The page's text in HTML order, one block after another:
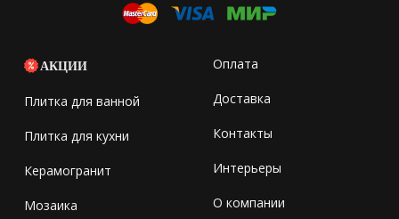
АКЦИИ
Плитка для ванной
Плитка для кухни
Керамогранит
Мозаика
Оплата
Доставка
Контакты
Интерьеры
О компании